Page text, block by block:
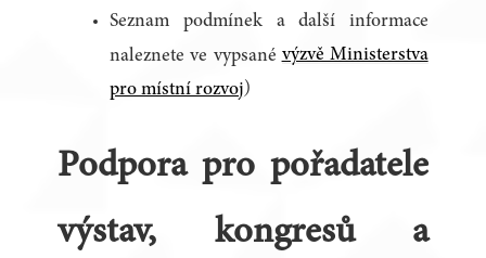
Seznam podmínek a další informace
naleznete ve vypsané výzvě Ministerstva
pro místní rozvoj)
Podpora pro pořadatele
výstav, kongresů a